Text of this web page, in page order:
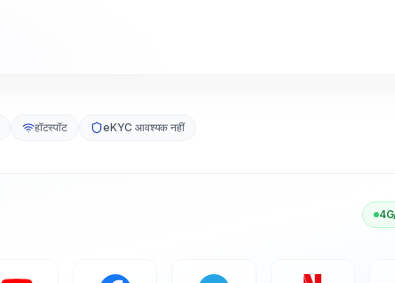
हॉटस्पॉट eKYC आवश्यक नहीं